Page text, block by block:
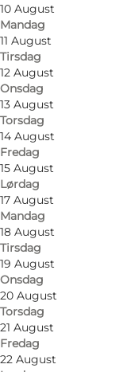
10 August
Mandag
11 August
Tirsdag
12 August
Onsdag
13 August
Torsdag
14 August
Fredag
15 August
Lørdag
17 August
Mandag
18 August
Tirsdag
19 August
Onsdag
20 August
Torsdag
21 August
Fredag
22 August
Thy Whisky